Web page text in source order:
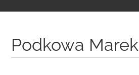
Podkowa Marek